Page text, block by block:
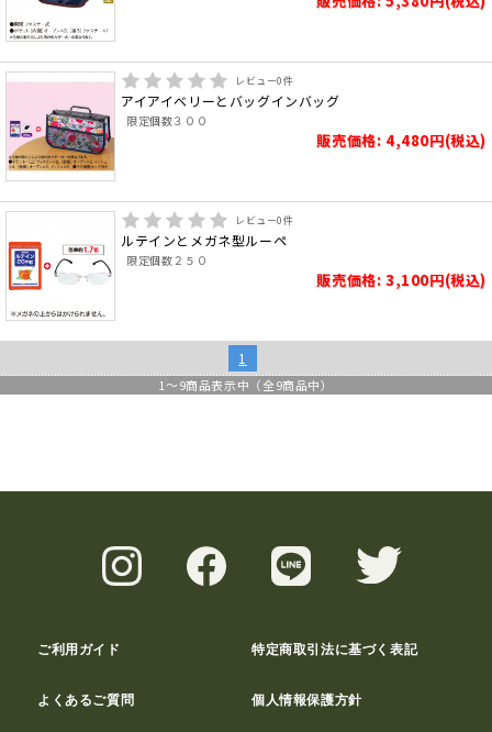
レビュー0件
アイアイベリーとバッグインバッグ
限定個数３００
販売価格: 4,480円(税込)
レビュー0件
ルテインとメガネ型ルーペ
限定個数２５０
販売価格: 3,100円(税込)
1
1 ～9商品表示中（全9商品中）
ご利用ガイド 特定商取引法に基づく表記
よくあるご質問 個人情報保護方針